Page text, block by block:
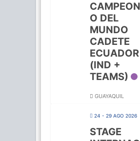
O DEL
MUNDO
CADETE
ECUADOR
(IND +
TEAMS)
GUAYAQUIL
24 - 29 AGO 2026
STAGE